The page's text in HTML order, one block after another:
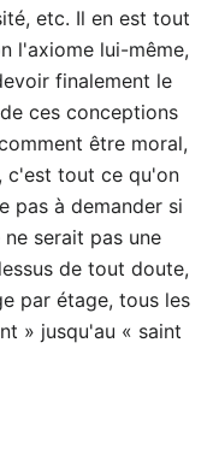
etc. Il en est tout
l'axiome lui-même,
finalement le
ces conceptions
être moral,
c'est tout ce qu'on
pas à demander si
serait pas une
de tout doute,
par étage, tous les
» jusqu'au « saint